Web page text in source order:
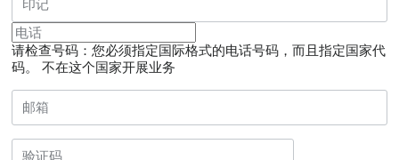
请检查号码：您必须指定国际格式的电话号码，而且指定国家代
码。
不在这个国家开展业务